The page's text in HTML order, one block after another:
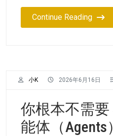
Continue Reading
小K 2026年6月16日
你根本不需要
能体（